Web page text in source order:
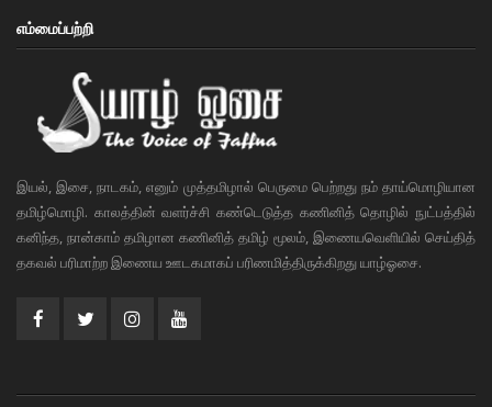
எம்மைப்பற்றி
இயல், இசை, நாடகம், எனும் முத்தமிழால் பெருமை பெற்றது நம் தாய்மொழியான
தமிழ்மொழி. காலத்தின் வளர்ச்சி கண்டெடுத்த கணினித் தொழில் நுட்பத்தில்
கனிந்த, நான்காம் தமிழான கணினித் தமிழ் மூலம், இணையவெளியில் செய்தித்
தகவல் பரிமாற்ற இணைய ஊடகமாகப் பரிணமித்திருக்கிறது யாழ்ஓசை.